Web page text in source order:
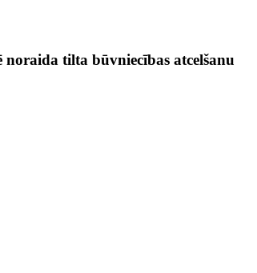
noraida tilta būvniecības atcelšanu